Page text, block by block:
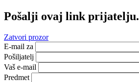
Pošalji ovaj link prijatelju.
Zatvori prozor
E-mail za
Pošiljatelj
Vaš e-mail
Predmet